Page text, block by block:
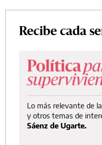
Recibe cada